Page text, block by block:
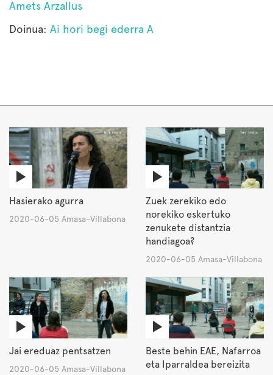
Amets Arzallus
Doinua: Ai hori begi ederra A
Hasierako agurra
2020-06-05 Amasa-Villabona
Zuek zerekiko edo
norekiko eskertuko
zenukete distantzia
handiagoa?
2020-06-05 Amasa-Villabona
Jai ereduaz pentsatzen
2020-06-05 Amasa-Villabona
Beste behin EAE, Nafarroa
eta Iparraldea bereizita